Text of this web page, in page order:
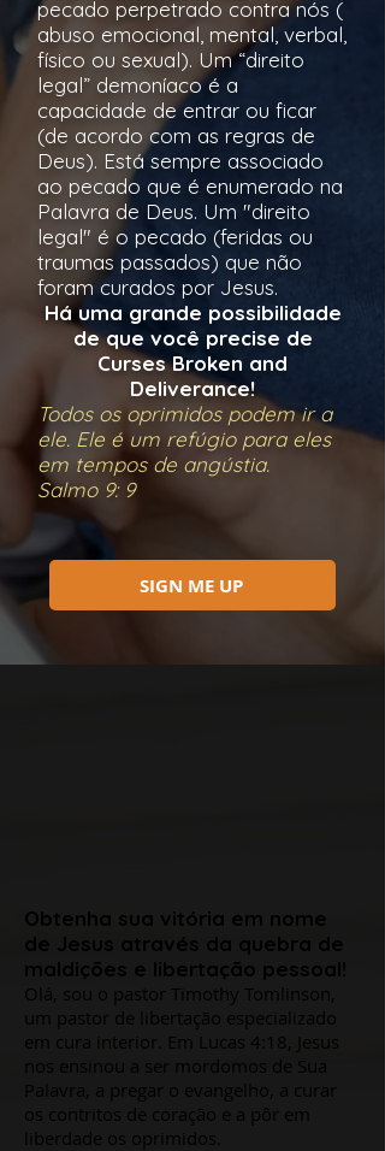
pecado perpetrado contra nós (
abuso emocional, mental, verbal,
físico ou sexual). Um “direito
legal” demoníaco é a
capacidade de entrar ou ficar
(de acordo com as regras de
Deus). Está sempre associado
ao pecado que é enumerado na
Palavra de Deus. Um "direito
legal" é o pecado (feridas ou
traumas passados) que não
foram curados por Jesus.
Há uma grande possibilidade
de que você precise de
Curses Broken and
Deliverance!
Todos os oprimidos podem ir a
ele. Ele é um refúgio para eles
em tempos de angústia.
Salmo 9: 9
SIGN ME UP
Obtenha sua vitória em nome
de Jesus através da quebra de
maldições e libertação pessoal!
Olá, sou o pastor Timothy Tomlinson,
um pastor de libertação especializado
em cura interior. Em Lucas 4:18, Jesus
nos ensinou a ser mordomos de Sua
Palavra, a pregar o evangelho, a curar
os contritos de coração e a pôr em
liberdade os oprimidos.